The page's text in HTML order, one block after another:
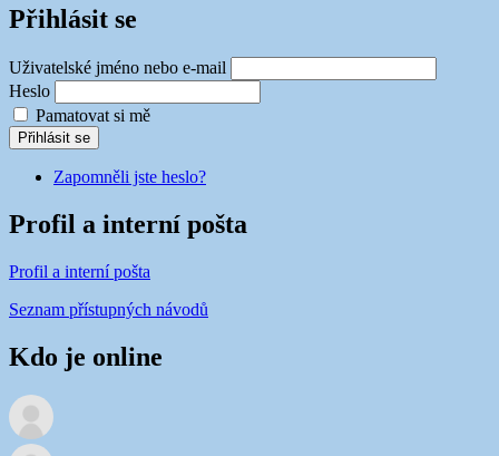
Přihlásit se
Uživatelské jméno nebo e-mail
Heslo
Pamatovat si mě
Přihlásit se
Zapomněli jste heslo?
Profil a interní pošta
Profil a interní pošta
Seznam přístupných návodů
Kdo je online